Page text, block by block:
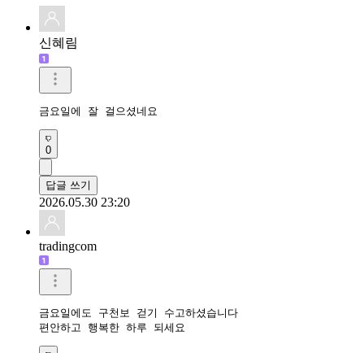
신혜림
금요일에 잘 걸으셨네요
0
답글 쓰기
2026.05.30 23:20
tradingcom
금요일에도 구천보 걷기 수고하셨습니다
편안하고 행복한 하루 되세요